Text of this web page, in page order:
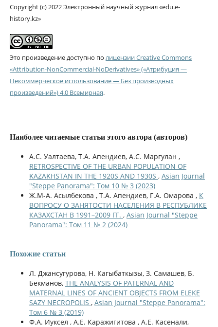
Copyright (c) 2022 Электронный научный журнал «edu.e-
history.kz»
Это произведение доступно по лицензии Creative Commons
«Attribution-NonCommercial-NoDerivatives» («Атрибуция —
Некоммерческое использование — Без производных
произведений») 4.0 Всемирная.
Наиболее читаемые статьи этого автора (авторов)
А.С. Уалтаева, Т.А. Апендиев, А.С. Маргулан ,
RETROSPECTIVE OF THE URBAN POPULATION OF
KAZAKHSTAN IN THE 1920S AND 1930S , Asian Journal
"Steppe Panorama": Том 10 № 3 (2023)
Ж.М-А. Асылбекова , Т.А. Апендиев, Г.А. Омарова , К
ВОПРОСУ О ЗАНЯТОСТИ НАСЕЛЕНИЯ В РЕСПУБЛИКЕ
КАЗАХСТАН В 1991–2009 ГГ. , Asian Journal "Steppe
Panorama": Том 11 № 2 (2024)
Похожие статьи
Л. Джансугурова, Н. Кагыбаткызы, З. Самашев, Б.
Бекманов, THE ANALYSIS OF PATERNAL AND
MATERNAL LINES OF ANCIENT OBJECTS FROM ELEKE
SAZY NECROPOLIS , Asian Journal "Steppe Panorama":
Том 6 № 3 (2019)
Ф.А. Иуксел , А.Е. Каражигитова , А.Е. Касенали,